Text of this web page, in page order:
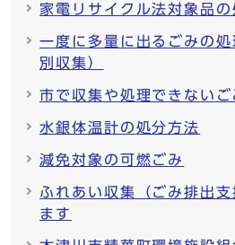
家電リサイクル法対象品の
一度に多量に出るごみの
別収集）
市で収集や処理できないご
水銀体温計の処分方法
減免対象の可燃ごみ
ふれあい収集（ごみ排出
ます